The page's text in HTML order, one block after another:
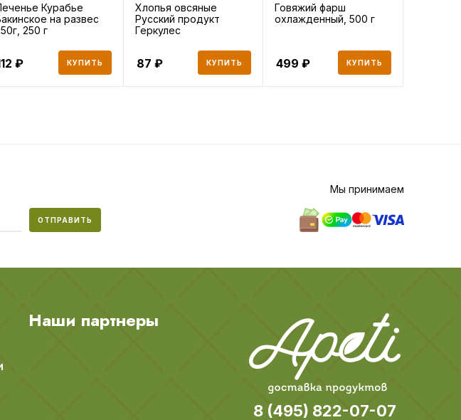
Курабье
на развес
250 г
КУПИТЬ
Хлопья овсяные
Русский продукт
Геркулес
87 КУПИТЬ
Говяжий фарш
охлажденный, 500 г
499 КУПИТЬ
ОТПРАВИТЬ
Мы принимаем
Наши партнеры
8 (495) 822-07-07